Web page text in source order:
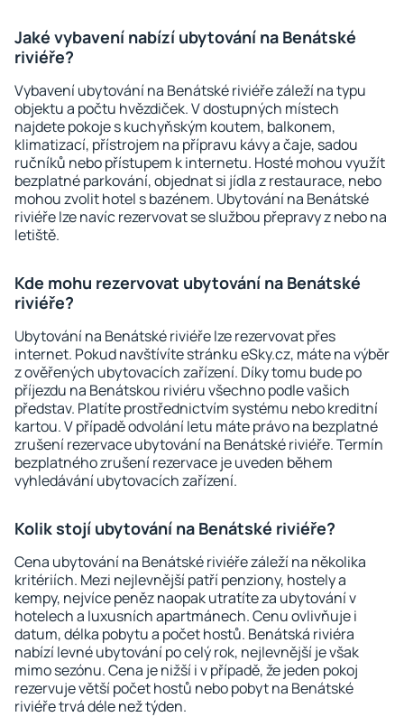
Jaké vybavení nabízí ubytování na Benátské
riviéře?
Vybavení ubytování na Benátské riviéře záleží na typu
objektu a počtu hvězdiček. V dostupných místech
najdete pokoje s kuchyňským koutem, balkonem,
klimatizací, přístrojem na přípravu kávy a čaje, sadou
ručníků nebo přístupem k internetu. Hosté mohou využít
bezplatné parkování, objednat si jídla z restaurace, nebo
mohou zvolit hotel s bazénem. Ubytování na Benátské
riviéře lze navíc rezervovat se službou přepravy z nebo na
letiště.
Kde mohu rezervovat ubytování na Benátské
riviéře?
Ubytování na Benátské riviéře lze rezervovat přes
internet. Pokud navštívíte stránku eSky.cz, máte na výběr
z ověřených ubytovacích zařízení. Díky tomu bude po
příjezdu na Benátskou riviéru všechno podle vašich
představ. Platíte prostřednictvím systému nebo kreditní
kartou. V případě odvolání letu máte právo na bezplatné
zrušení rezervace ubytování na Benátské riviéře. Termín
bezplatného zrušení rezervace je uveden během
vyhledávání ubytovacích zařízení.
Kolik stojí ubytování na Benátské riviéře?
Cena ubytování na Benátské riviéře záleží na několika
kritériích. Mezi nejlevnější patří penziony, hostely a
kempy, nejvíce peněz naopak utratíte za ubytování v
hotelech a luxusních apartmánech. Cenu ovlivňuje i
datum, délka pobytu a počet hostů. Benátská riviéra
nabízí levné ubytování po celý rok, nejlevnější je však
mimo sezónu. Cena je nižší i v případě, že jeden pokoj
rezervuje větší počet hostů nebo pobyt na Benátské
riviéře trvá déle než týden.